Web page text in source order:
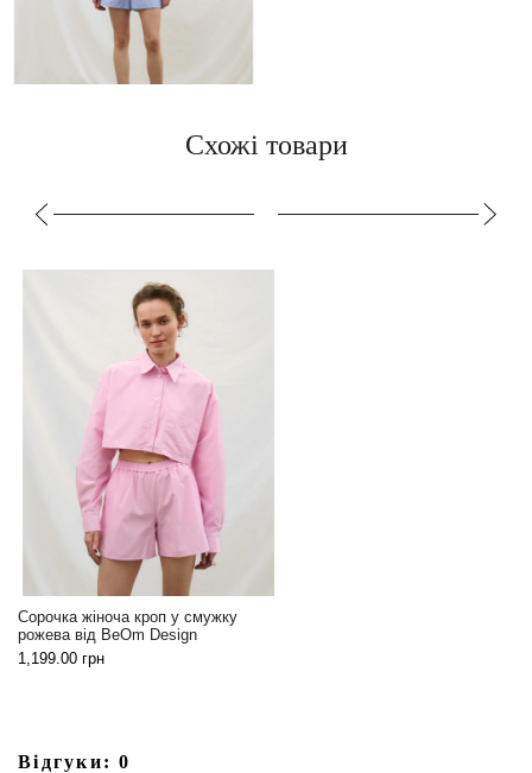
Схожі товари
Сорочка жіноча кроп у смужку
рожева від BeOm Design
1,199.00 грн
Відгуки: 0